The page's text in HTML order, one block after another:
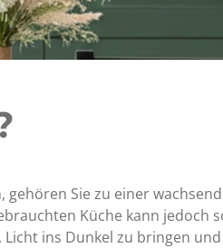
Sie zu einer
Küche kann jedoch
ins Dunkel zu bringen